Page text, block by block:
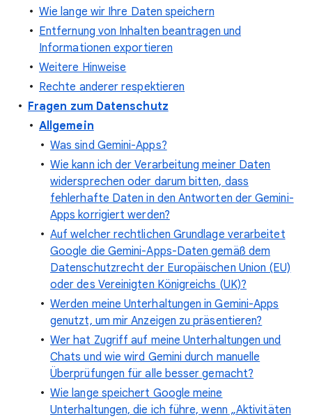
Wie lange wir Ihre Daten speichern
Entfernung von Inhalten beantragen und
Informationen exportieren
Weitere Hinweise
Rechte anderer respektieren
Fragen zum Datenschutz
Allgemein
Was sind Gemini-Apps?
Wie kann ich der Verarbeitung meiner Daten
widersprechen oder darum bitten, dass
fehlerhafte Daten in den Antworten der Gemini-
Apps korrigiert werden?
Auf welcher rechtlichen Grundlage verarbeitet
Google die Gemini-Apps-Daten gemäß dem
Datenschutzrecht der Europäischen Union (EU)
oder des Vereinigten Königreichs (UK)?
Werden meine Unterhaltungen in Gemini-Apps
genutzt, um mir Anzeigen zu präsentieren?
Wer hat Zugriff auf meine Unterhaltungen und
Chats und wie wird Gemini durch manuelle
Überprüfungen für alle besser gemacht?
Wie lange speichert Google meine
Unterhaltungen, die ich führe, wenn „Aktivitäten